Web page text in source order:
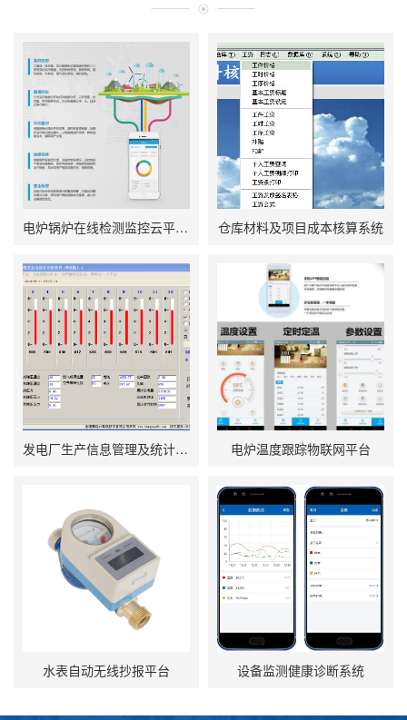
电炉锅炉在线检测监控云平台APP 仓库材料及项目成本核算系统
发电厂生产信息管理及统计软件 电炉温度跟踪物联网平台
水表自动无线抄报平台 设备监测健康诊断系统